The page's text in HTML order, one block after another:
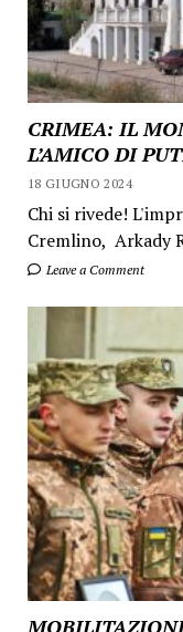
CRIMEA: IL
L’AMICO DI
18 GIUGNO 2024
Chi si rivede!
Cremlino, Arkady
Leave a Comment